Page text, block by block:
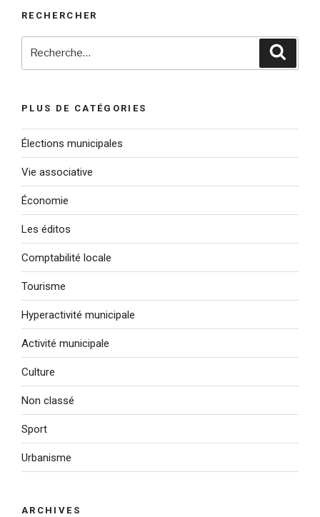
RECHERCHER
PLUS DE CATÉGORIES
Élections municipales
Vie associative
Économie
Les éditos
Comptabilité locale
Tourisme
Hyperactivité municipale
Activité municipale
Culture
Non classé
Sport
Urbanisme
ARCHIVES